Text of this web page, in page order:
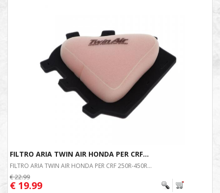
FILTRO ARIA TWIN AIR HONDA PER CRF...
FILTRO ARIA TWIN AIR HONDA PER CRF 250R-450R...
€ 22.99
€ 19.99